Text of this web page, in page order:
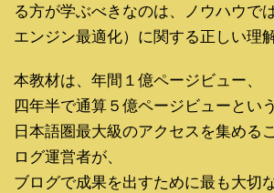
る方が学ぶべきなのは、ノウハウで
エンジン最適化）に関する正しい理
本教材は、年間１億ページビュー、
四年半で通算５億ページビューという
日本語圏最大級のアクセスを集める
ログ運営者が、
ブログで成果を出すために最も大切